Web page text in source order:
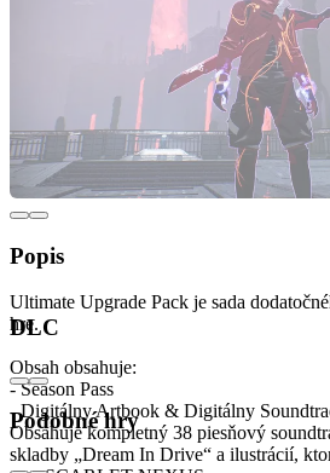
Popis
Ultimate Upgrade Pack je sada
hre.
Obsah obsahuje:
- Season Pass
- Digitálny Artbook & Digitálny
Obsahuje kompletný 38 piesňový
skladby „Dream In Drive“ a ilustrácií,
DLC
Podobné hry